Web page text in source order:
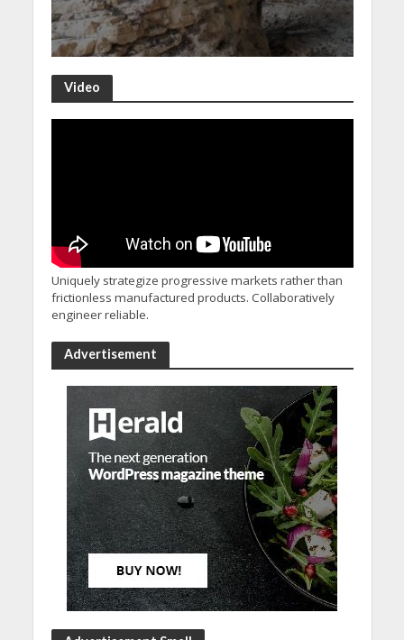
Video
Uniquely strategize progressive markets rather than
frictionless manufactured products. Collaboratively
engineer reliable.
Advertisement